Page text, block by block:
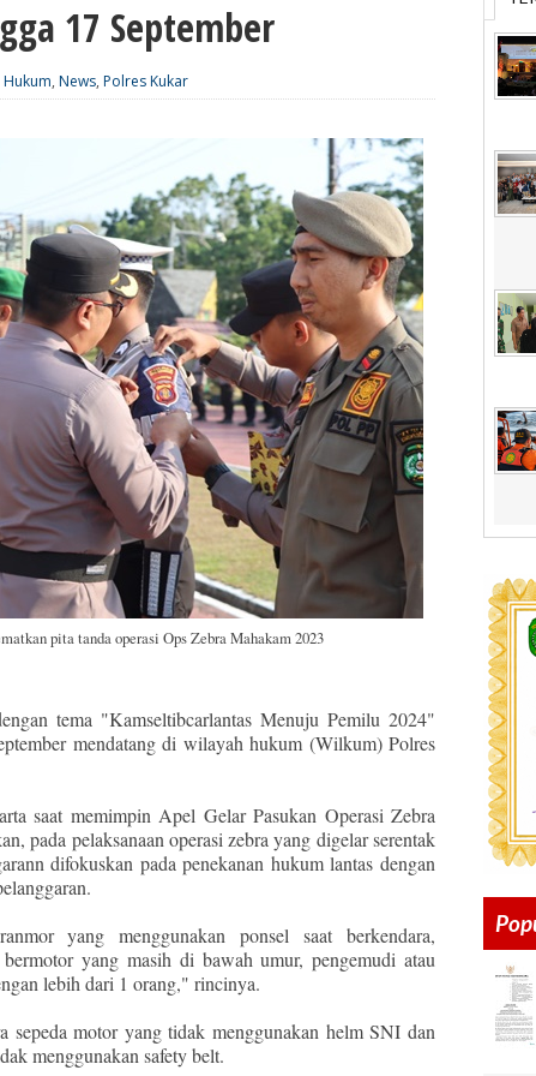
17 September
Hukum, News, Polres Kukar
pita tanda operasi Ops Zebra Mahakam 2023
tema "Kamseltibcarlantas Menuju Pemilu 2024"
mendatang di wilayah hukum (Wilkum) Polres
saat memimpin Apel Gelar Pasukan Operasi Zebra
pada pelaksanaan operasi zebra yang digelar serentak
difokuskan pada penekanan hukum lantas dengan
yang menggunakan ponsel saat berkendara,
yang masih di bawah umur, pengemudi atau
lebih dari 1 orang," rincinya.
sepeda motor yang tidak menggunakan helm SNI dan
menggunakan safety belt.